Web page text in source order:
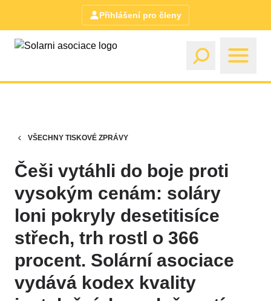
Přihlášení pro členy
VŠECHNY TISKOVÉ ZPRÁVY
Češi vytáhli do boje proti
vysokým cenám: soláry
loni pokryly desetitisíce
střech, trh rostl o 366
procent. Solární asociace
vydává kodex kvality